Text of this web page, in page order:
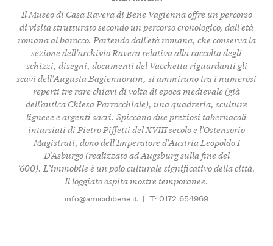
Il Museo di Casa Ravera di Bene Vagienna offre un percorso
di visita strutturato secondo un percorso cronologico, dall'età
romana al barocco. Partendo dall'età romana, che conserva la
sezione dell'archivio Ravera relativa alla raccolta degli
schizzi, disegni, documenti del Vacchetta riguardanti gli
scavi dell'Augusta Bagiennorum, si ammirano tra i numerosi
reperti tre rare chiavi di volta di epoca medievale (già
dell’antica Chiesa Parrocchiale), una quadreria, sculture
ligneee e argenti sacri. Spiccano due preziosi tabernacoli
intarsiati di Pietro Piffetti del XVIII secolo e l'Ostensorio
Magistrati, dono dell'Imperatore d'Austria Leopoldo I
D’Asburgo (realizzato ad Augsburg sulla fine del
‘600). L’immobile è un polo culturale significativo della città.
Il loggiato ospita mostre temporanee.
info@amicidibene.it | T: 0172 654969